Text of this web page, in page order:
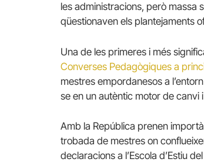
les administracions, però massa
qüestionaven els plantejaments
Una de les primeres i més
Converses Pedagògiques a
mestres empordanesos a
se en un autèntic motor de
Amb la República prenen
trobada de mestres on
declaracions a l’Escola d’Estiu